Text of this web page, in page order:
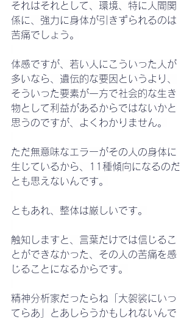
それはそれとして、環境、特に人間関
係に、強力に身体が引きずられるのは
苦痛でしょう。
体感ですが、若い人にこういった人が
多いなら、遺伝的な要因というより、
そういった要素が一方で社会的な生き
物として利益があるからではないかと
思うのですが、よくわかりません。
ただ無意味なエラーがその人の身体に
生じているから、11種傾向になるのだ
とも思えないんです。
ともあれ、整体は厳しいです。
触知しますと、言葉だけでは信じるこ
とができなかった、その人の苦痛を感
じることになるからです。
精神分析家だったらね「大袈裟にいっ
てらあ」とあしらうかもしれないんで